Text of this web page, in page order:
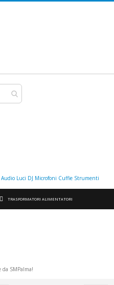
Audio Luci DJ Microfoni Cuffie Strumenti
TRASFORMATORI ALIMENTATORI